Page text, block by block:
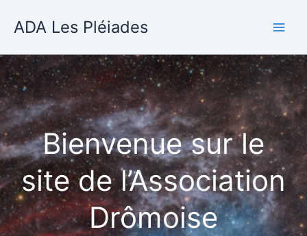
ADA Les Pléiades
Bienvenue sur le
site de l’Association
Drômoise